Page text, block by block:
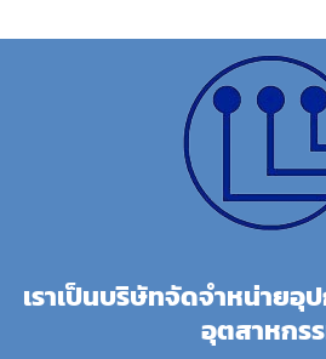
เราเป็นบริษัทจัดจำหน่ายอุ
อุตสาหกร